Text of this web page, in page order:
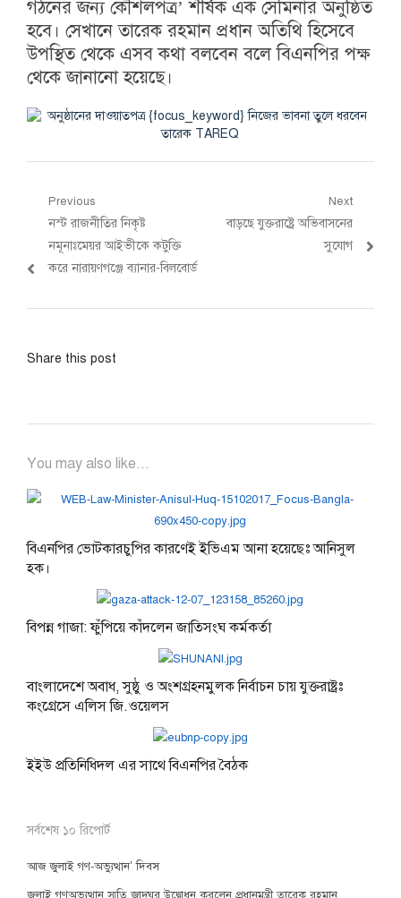
গঠনের জন্য কৌশলপত্র’ শীর্ষক এক সেমিনার অনুষ্ঠিত
হবে। সেখানে তারেক রহমান প্রধান অতিথি হিসেবে
উপস্থিত থেকে এসব কথা বলবেন বলে বিএনপির পক্ষ
থেকে জানানো হয়েছে।
Post
navigation
Previous
Previous
post:
নস্ট রাজনীতির নিকৃষ্ট
নমূনাঃমেয়র আইভীকে কটুক্তি
করে নারায়ণগঞ্জে ব্যানার-বিলবোর্ড
Next
Next
বাড়ছে যুক্তরাষ্ট্রে অভিবাসনের
সুযোগ
Share this post
You may also like...
বিএনপির ভোটকারচুপির কারণেই ইভিএম আনা হয়েছেঃ আনিসুল
হক।
বিপন্ন গাজা: ফুঁপিয়ে কাঁদলেন জাতিসংঘ কর্মকর্তা
বাংলাদেশে অবাধ, সুষ্ঠু ও অংশগ্রহনমুলক নির্বাচন চায় যুক্তরাষ্ট্রঃ
কংগ্রেসে এলিস জি.ওয়েলস
ইইউ প্রতিনিধিদল এর সাথে বিএনপির বৈঠক
সর্বশেষ ১০ রিপোর্ট
আজ জুলাই গণ-অভ্যুত্থান’ দিবস